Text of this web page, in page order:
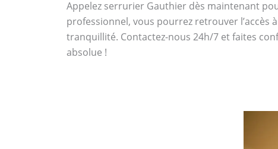
Appelez serrurier Gauthier dès maintenant
professionnel, vous pourrez retrouver
tranquillité. Contactez-nous 24h/7 et faites
absolue !